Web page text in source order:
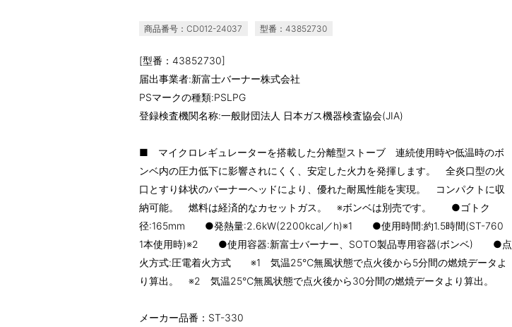
商品番号：CD012-24037 型番：43852730
[型番：43852730]
届出事業者:新富士バーナー株式会社
PSマークの種類:PSLPG
登録検査機関名称:一般財団法人 日本ガス機器検査協会(JIA)
■ マイクロレギュレーターを搭載した分離型ストーブ 連続使用時や低温時のボ
ンベ内の圧力低下に影響されにくく、安定した火力を発揮します。 全炎口型の火
口とすり鉢状のバーナーヘッドにより、優れた耐風性能を実現。 コンパクトに収
納可能。 燃料は経済的なカセットガス。 ※ボンベは別売です。 ●ゴトク
径:165mm ●発熱量:2.6kW(2200kcal／h)※1 ●使用時間:約1.5時間(ST-760
1本使用時)※2 ●使用容器:新富士バーナー、SOTO製品専用容器(ボンベ) ●点
火方式:圧電着火方式 ※1 気温25℃無風状態で点火後から5分間の燃焼データよ
り算出。 ※2 気温25℃無風状態で点火後から30分間の燃焼データより算出。
メーカー品番：ST-330